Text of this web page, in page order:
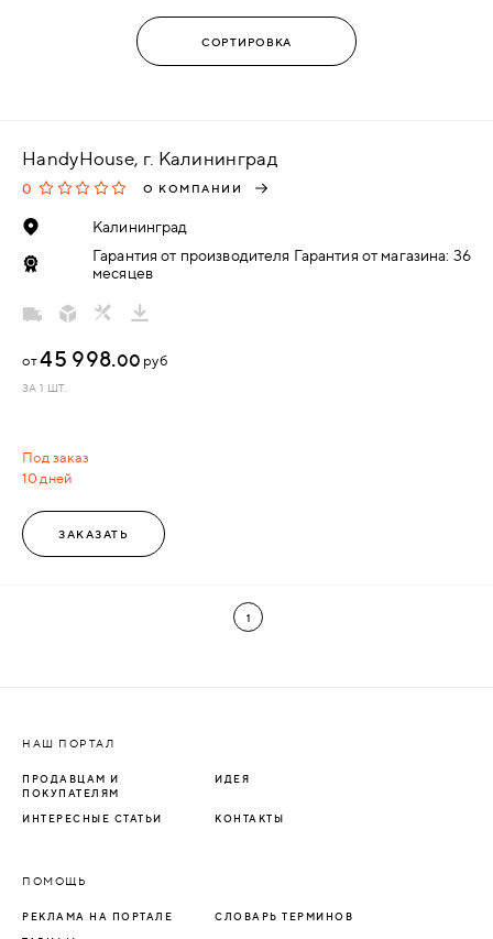
HandyHouse, г. Калининград
0 О КОМПАНИИ
Калининград
Гарантия от производителя Гарантия от магазина: 36
месяцев
Под заказ
10 дней
от45 998.00 руб
ЗА 1 ШТ.
ЗАКАЗАТЬ
1
НАШ ПОРТАЛ
ПРОДАВЦАМ И
ПОКУПАТЕЛЯМ
ИДЕЯ
ИНТЕРЕСНЫЕ СТАТЬИ КОНТАКТЫ
ПОМОЩЬ
РЕКЛАМА НА ПОРТАЛЕ СЛОВАРЬ ТЕРМИНОВ